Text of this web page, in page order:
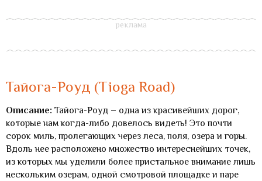
Тайога-Роуд (Tioga Road)
Описание: Тайога-Роуд – одна из красивейших дорог,
которые нам когда-либо довелось видеть! Это почти
сорок миль, пролегающих через леса, поля, озера и горы.
Вдоль нее расположено множество интереснейших точек,
из которых мы уделили более пристальное внимание лишь
нескольким озерам, одной смотровой площадке и паре